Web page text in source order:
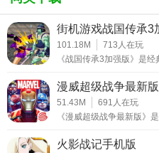
适合喜欢硬核格斗、暴力美
荐配置中等以上PC或主机以
式入手，逐步挑战高难度生
角色的回归与全新剧情的深度
街机游戏战国传承3
101.18M 713 人在玩
《战国传承3加强版》是
漫威超级战争最新版
51.43M 691 人在玩
《漫威超级战争最新版》
火影战记手机版